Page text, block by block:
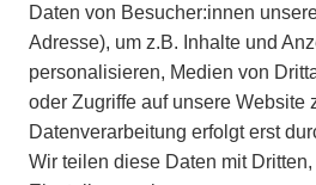
INFORMATIONEN
ZAHLUNGSARTEN
VERSAND
Daten von Besucher:innen
Adresse), um z.B. Inhalte und
personalisieren, Medien von
oder Zugriffe auf unsere Website
Datenverarbeitung erfolgt erst
Wir teilen diese Daten mit